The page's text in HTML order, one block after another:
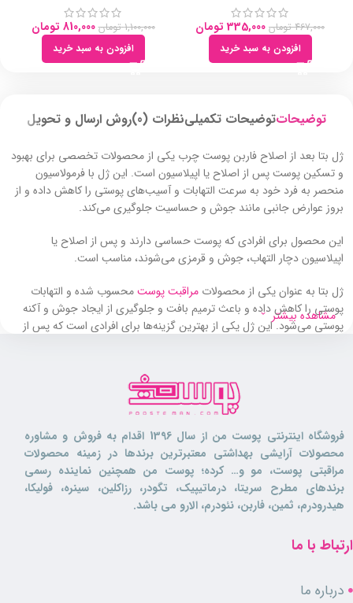
467,000 تومان 335,000 تومان
افزودن به سبد خرید
1,100,000 تومان 810,000 تومان
افزودن به سبد خرید
توضیحاتتوضیحات تکمیلینظرات (0) روش ارسال و تحویل
ژل بتا بعد از اصلاح فاربن پوست چرب یکی از محصولات تخصصی برای بهبود
و تسکین پوست پس از اصلاح یا اپیلاسیون است. این ژل با فرمولاسیون
منحصر به فرد خود به سرعت التهابات و آسیب‌های پوستی را کاهش داده و از
بروز عوارض جانبی مانند جوش و حساسیت جلوگیری می‌کند.
این محصول برای افرادی که پوست حساسی دارند و پس از اصلاح یا
اپیلاسیون دچار التهاب، جوش و قرمزی می‌شوند، مناسب است.
ژل بتا به عنوان یکی از محصولات مراقبت پوستمحسوب شده و التهابات
پوستی را کاهش داده و باعث ترمیم بافت و جلوگیری از ایجاد جوش و آکنه
پوستی می‌شود. این ژل یکی از بهترین گزینه‌ها برای افرادی است که پس از
در ادامه نحوه استفاده از این ژل و ویژگی‌های آن بررسی می‌شوند که توصیه
می‌شود مطالعه کنید تا بتوانید خرید مفیدی را تجربه کنید.
ژل بتا بعد از اصلاح فاربن پوست چرب
مناسب برای چه کسانی است؟
این ژل به خصوص برای افرادی که پوست حساس و چرب دارند و بعد از
اصلاح به دنبال محصولی برای تسکین و بهبود پوست هستند، مناسب است.
ژل بتا حاوی مواد ضد التهابی مانند آلوئه‌ورا است که به کاهش التهاب و
ژل، پوست را نرم و لطیف و از خشکی جلوگیری می‌کند.
مشاهده بیشتر
فروشگاه اینترنتی پوست من از سال 1396 اقدام به فروش و مشاوره
محصولات آرایشی بهداشتی معتبرترین برندها در زمینه محصولات
مراقبتی پوست، مو و… کرده؛ پوست من همچنین نماینده رسمی
برندهای مطرح سریتا، درماتیپیک، تگودر، رزاکلین، سینره، فولیکا،
هیدرودرم، ثمین، فاربن، نئودرم، الارو می باشد.
ارتباط با ما
درباره ما